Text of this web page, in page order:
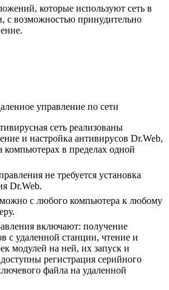
которые используют сеть в
с возможностью принудительно
управление по сети
сеть реализованы
и настройка антивирусов Dr.Web,
компьютерах в пределах одной
не требуется установка
Dr.Web.
с любого компьютера к любому
включают: получение
с удаленной станции, чтение и
модулей на ней, их запуск и
регистрация серийного
файла на удаленной